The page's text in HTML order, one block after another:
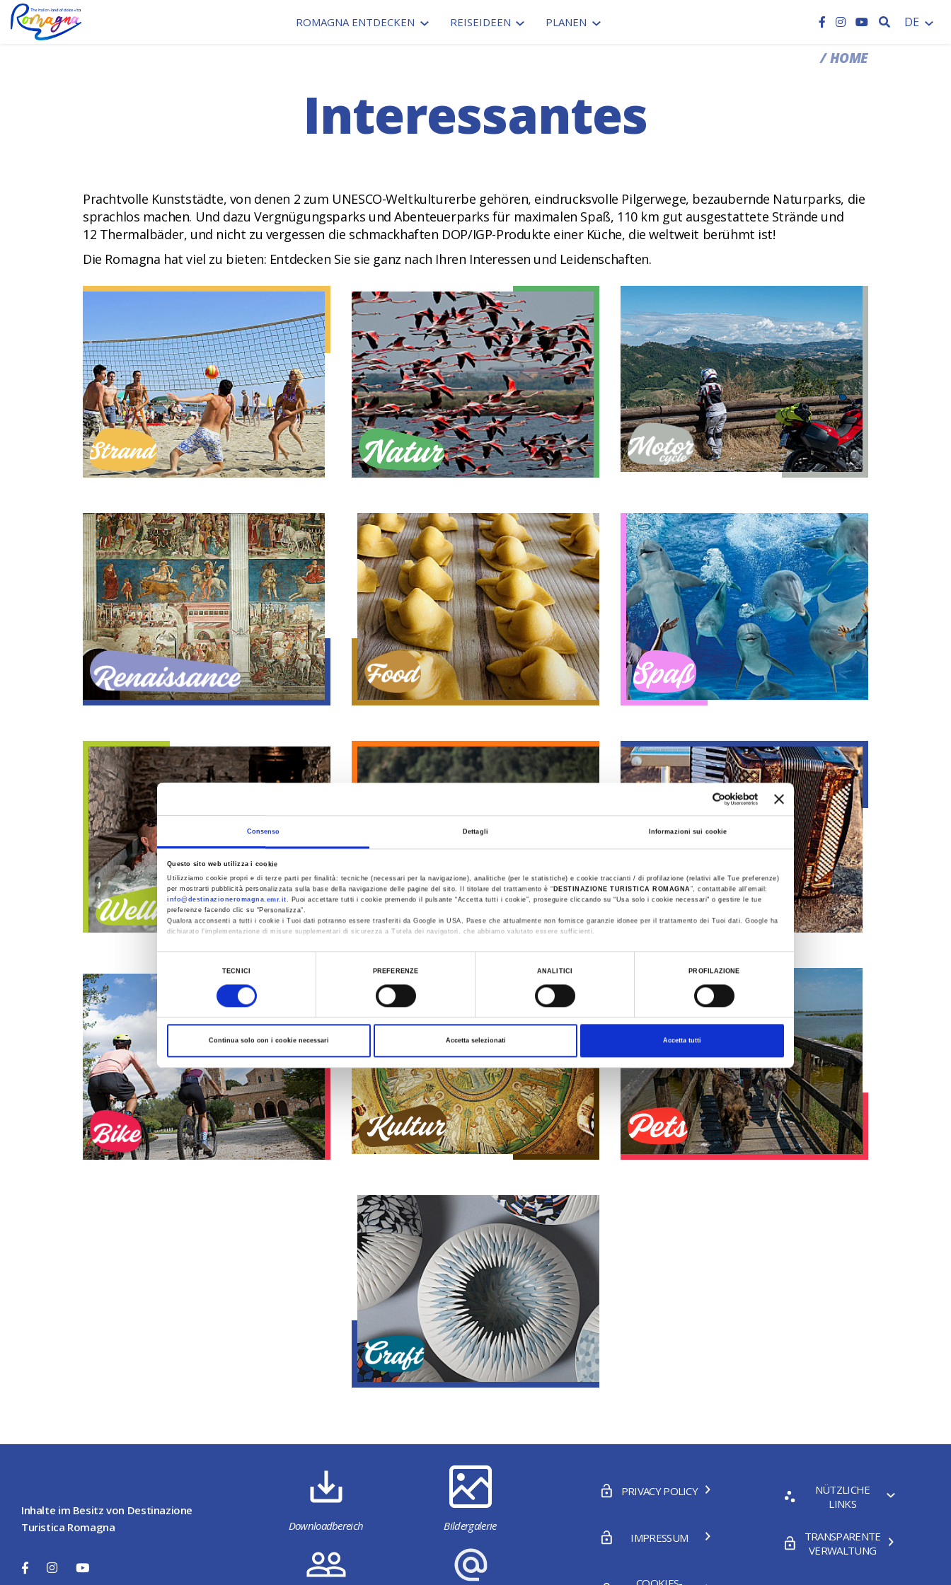
Consenso Dettagli Informazioni sui cookie
Questo sito web utilizza i cookie
Utilizziamo cookie propri e di terze parti per finalità: tecniche (necessari per la navigazione), analitiche (per le statistiche) e cookie traccianti / di profilazione (relativi alle Tue preferenze)
per mostrarti pubblicità personalizzata sulla base della navigazione delle pagine del sito. Il titolare del trattamento è “DESTINAZIONE TURISTICA ROMAGNA ”, contattabile all'email:
info@destinazioneromagna.emr.it. Puoi accettare tutti i cookie premendo il pulsante “Accetta tutti i cookie”, proseguire cliccando su “Usa solo i cookie necessari" o gestire le tue
preferenze facendo clic su “Personalizza”.
Qualora acconsenti a tutti i cookie i Tuoi dati potranno essere trasferiti da Google in USA, Paese che attualmente non fornisce garanzie idonee per il trattamento dei Tuoi dati. Google ha
dichiarato l’implementazione di misure supplementari di sicurezza a Tutela dei navigatori, che abbiamo valutato essere sufficienti.
Al fine di revocare il consenso prestato e visualizzare le informazioni complete sul trattamento dati clicca qui:Cookie Policy
del
TECNICI PREFERENZE ANALITICI PROFILAZIONE
Continua solo con i cookie necessari Accetta selezionati Accetta tutti
ROMAGNA ENTDECKEN REISEIDEEN PLANEN SEARCH
DE
HOME
Interessantes
Prachtvolle Kunststädte, von denen 2 zum UNESCO-Weltkulturerbe gehören, eindrucksvolle Pilgerwege, bezaubernde Naturparks, die
sprachlos machen. Und dazu Vergnügungsparks und Abenteuerparks für maximalen Spaß, 110 km gut ausgestattete Strände und
12 Thermalbäder, und nicht zu vergessen die schmackhaften DOP/IGP-Produkte einer Küche, die weltweit berühmt ist!
Die Romagna hat viel zu bieten: Entdecken Sie sie ganz nach Ihren Interessen und Leidenschaften.
Strand Nature Motorcycle
Renaissance Food Fun
Wellness Sport Liscio
Bike Kultur Pet
Craft
Inhalte im Besitz von Destinazione
Turistica Romagna
Downloadbereich Bildergalerie
PRIVACY POLICY
NÜTZLICHE
LINKS
IMPRESSUM
TRANSPARENTE
VERWALTUNG